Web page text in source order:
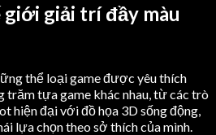
giới giải trí đầy màu
thể loại game được yêu thích
trăm tựa game khác nhau, từ các trò
hiện đại với đồ họa 3D sống động,
lựa chọn theo sở thích của mình.